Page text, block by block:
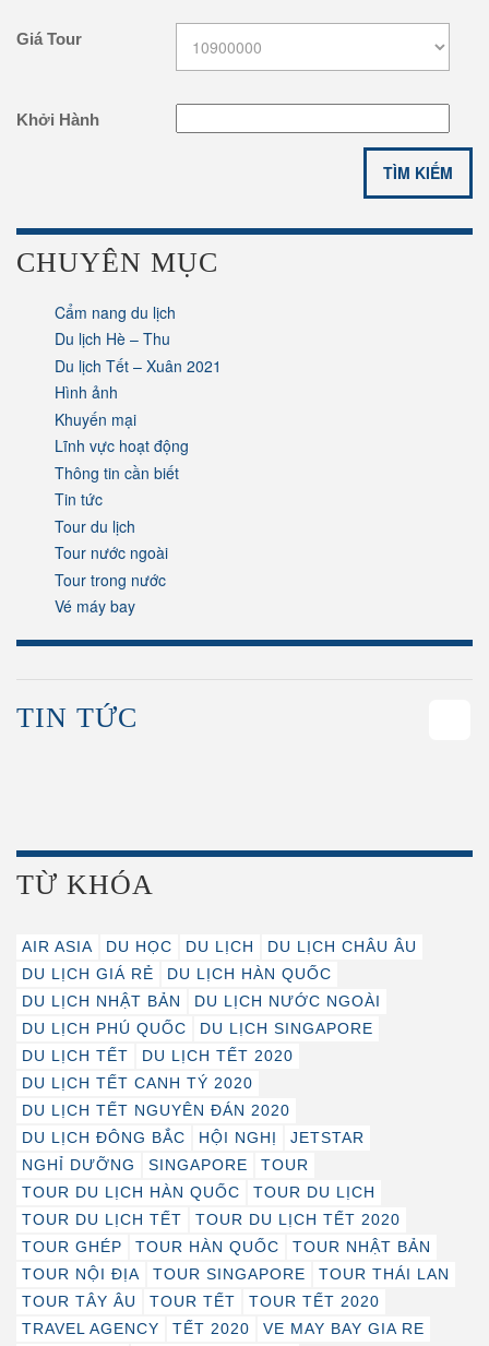
Giá Tour
Khởi Hành
CHUYÊN MỤC
Cẩm nang du lịch
Du lịch Hè – Thu
Du lịch Tết – Xuân 2021
Hình ảnh
Khuyến mại
Lĩnh vực hoạt động
Thông tin cần biết
Tin tức
Tour du lịch
Tour nước ngoài
Tour trong nước
Vé máy bay
TIN TỨC
TỪ KHÓA
AIR ASIA DU HỌC DU LỊCH
DU LỊCH CHÂU ÂU
DU LỊCH GIÁ RẺ
DU LỊCH HÀN QUỐC
DU LỊCH NHẬT BẢN
DU LỊCH NƯỚC NGOÀI
DU LỊCH PHÚ QUỐC
DU LỊCH SINGAPORE
DU LỊCH TẾT
DU LỊCH TẾT 2020
DU LỊCH TẾT CANH TÝ 2020
DU LỊCH TẾT NGUYÊN ĐÁN 2020
DU LỊCH ĐÔNG BẮC
HỘI NGHỊ
JETSTAR
NGHỈ DƯỠNG
SINGAPORE
TOUR
TOUR DU LỊCH HÀN QUỐC
TOUR DU LỊCH
TOUR DU LỊCH TẾT
TOUR DU LỊCH TẾT 2020
TOUR GHÉP
TOUR HÀN QUỐC
TOUR NHẬT BẢN
TOUR NỘI ĐỊA
TOUR SINGAPORE
TOUR THÁI LAN
TOUR TÂY ÂU
TOUR TẾT
TOUR TẾT 2020
TRAVEL AGENCY
TẾT 2020
VE MAY BAY GIA RE